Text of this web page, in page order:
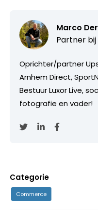
Marco
Partner bij
Oprichter/partner
Arnhem Direct,
Bestuur Luxor Live,
fotografie en vader!
Categorie
Commerce